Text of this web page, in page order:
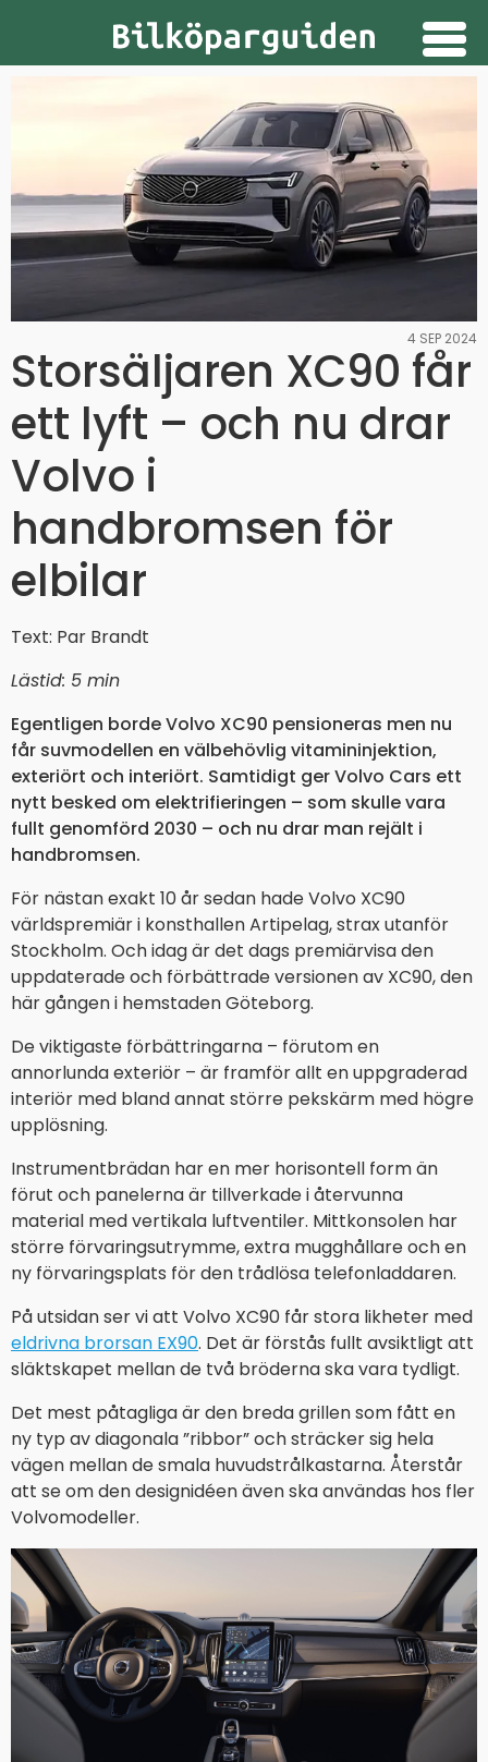
Guider
Provkörningar
Nyheter
Prenumerera
Annonsera
4 SEP 2024
Storsäljaren XC90 får
ett lyft – och nu drar
Volvo i
handbromsen för
elbilar
Text: Par Brandt
Lästid: 5 min
Egentligen borde Volvo XC90 pensioneras men nu
får suvmodellen en välbehövlig vitamininjektion,
exteriört och interiört. Samtidigt ger Volvo Cars ett
nytt besked om elektrifieringen – som skulle vara
fullt genomförd 2030 – och nu drar man rejält i
handbromsen.
För nästan exakt 10 år sedan hade Volvo XC90
världspremiär i konsthallen Artipelag, strax utanför
Stockholm. Och idag är det dags premiärvisa den
uppdaterade och förbättrade versionen av XC90, den
här gången i hemstaden Göteborg.
De viktigaste förbättringarna – förutom en
annorlunda exteriör – är framför allt en uppgraderad
interiör med bland annat större pekskärm med högre
upplösning.
Instrumentbrädan har en mer horisontell form än
förut och panelerna är tillverkade i återvunna
material med vertikala luftventiler. Mittkonsolen har
större förvaringsutrymme, extra mugghållare och en
ny förvaringsplats för den trådlösa telefonladdaren.
På utsidan ser vi att Volvo XC90 får stora likheter med
eldrivna brorsan EX90. Det är förstås fullt avsiktligt att
släktskapet mellan de två bröderna ska vara tydligt.
Det mest påtagliga är den breda grillen som fått en
ny typ av diagonala ”ribbor” och sträcker sig hela
vägen mellan de smala huvudstrålkastarna. Återstår
att se om den designidéen även ska användas hos fler
Volvomodeller.